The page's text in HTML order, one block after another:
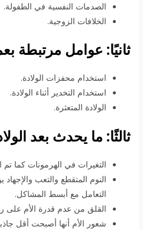
الصدمات النفسية في الطفولة.
الخلافات الزوجية.
ثانيًا: عوامل مرتبطة
استخدام محفزات الولادة.
استخدام التخدير أثناء الولادة.
الولادة المتعثرة.
ثالثًا: ما يحدث بعد
التغيرات في الهرمونات كما تم
النوم المتقطع والتعب
التعامل مع أبسط المشاكل.
القلق من عدم قدرة الأم على
شعور الأم أنها أصبحت أقل